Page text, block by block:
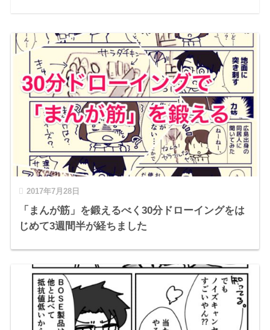
2017年7月28日
「まんが筋」を鍛えるべく30分ドローイングをは
じめて3週間半が経ちました